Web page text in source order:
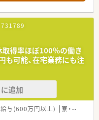
です。
開催されております。
泊費、日当の支給もあり社員
ございます。
頂ける環境です。
に実施予定です。
薬剤師として幅広い経験を積
731789
取得率ほぼ100％の働き
も可能、在宅業務にも注
追加
与(600万円以上) 寮・借上社宅あり